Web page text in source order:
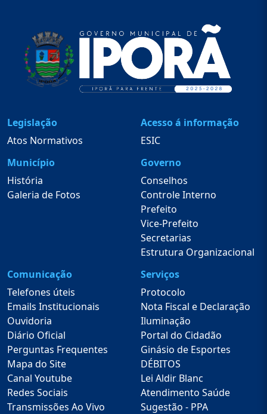
Legislação
Atos Normativos
Acesso á informação
ESIC
Município
História
Galeria de Fotos
Governo
Conselhos
Controle Interno
Prefeito
Vice-Prefeito
Secretarias
Estrutura Organizacional
Comunicação
Telefones úteis
Emails Institucionais
Ouvidoria
Diário Oficial
Perguntas Frequentes
Mapa do Site
Canal Youtube
Redes Sociais
Transmissões Ao Vivo
Serviços
Protocolo
Nota Fiscal e Declaração
Iluminação
Portal do Cidadão
Ginásio de Esportes
DÉBITOS
Lei Aldir Blanc
Atendimento Saúde
Sugestão - PPA